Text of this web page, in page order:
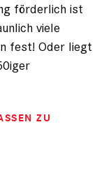
förderlich ist
viele
fest! Oder liegt
ZU